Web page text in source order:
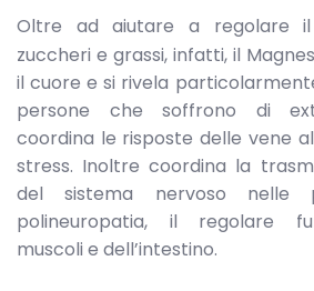
Oltre ad aiutare a regolare il
zuccheri e grassi, infatti, il
il cuore e si rivela
persone che soffrono di
coordina le risposte delle vene
stress. Inoltre coordina la
del sistema nervoso nelle
polineuropatia, il regolare
muscoli e dell’intestino.